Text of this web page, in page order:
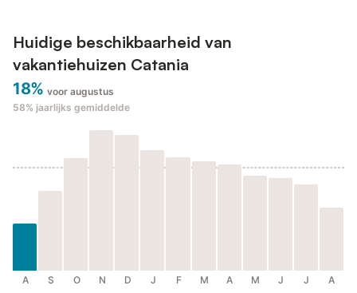
Huidige beschikbaarheid van
vakantiehuizen Catania
18% voor augustus
58% jaarlijks gemiddelde
A S O N D J F M A M J J A